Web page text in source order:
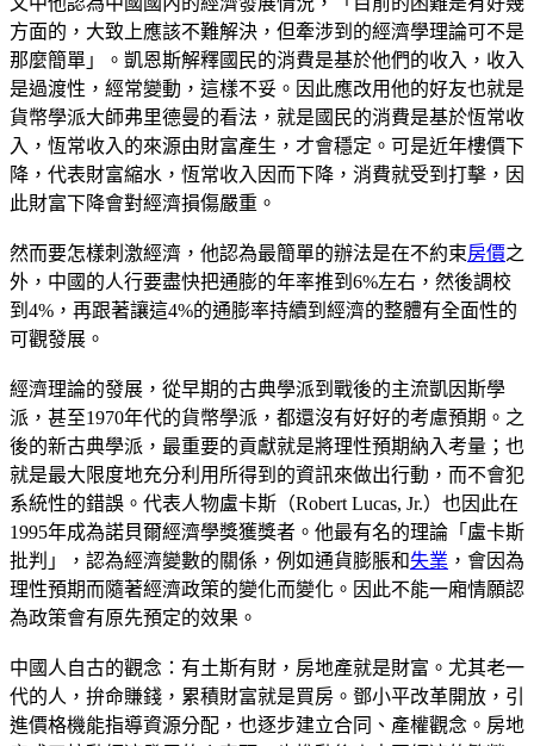
方面的，大致上應該不難解決，但牽涉到的經濟學理論可不是
那麼簡單」。凱恩斯解釋國民的消費是基於他們的收入，收入
是過渡性，經常變動，這樣不妥。因此應改用他的好友也就是
貨幣學派大師弗里德曼的看法，就是國民的消費是基於恆常收
入，恆常收入的來源由財富產生，才會穩定。可是近年樓價下
降，代表財富縮水，恆常收入因而下降，消費就受到打擊，因
此財富下降會對經濟損傷嚴重。
然而要怎樣刺激經濟，他認為最簡單的辦法是在不約束房價之
外，中國的人行要盡快把通膨的年率推到6%左右，然後調校
到4%，再跟著讓這4%的通膨率持續到經濟的整體有全面性的
可觀發展。
經濟理論的發展，從早期的古典學派到戰後的主流凱因斯學
派，甚至1970年代的貨幣學派，都還沒有好好的考慮預期。之
後的新古典學派，最重要的貢獻就是將理性預期納入考量；也
就是最大限度地充分利用所得到的資訊來做出行動，而不會犯
系統性的錯誤。代表人物盧卡斯（Robert Lucas, Jr.）也因此在
1995年成為諾貝爾經濟學獎獲獎者。他最有名的理論「盧卡斯
批判」，認為經濟變數的關係，例如通貨膨脹和失業 ，會因為
理性預期而隨著經濟政策的變化而變化。因此不能一廂情願認
為政策會有原先預定的效果。
中國人自古的觀念：有土斯有財，房地產就是財富。尤其老一
代的人，拚命賺錢，累積財富就是買房。鄧小平改革開放，引
進價格機能指導資源分配，也逐步建立合同、產權觀念。房地